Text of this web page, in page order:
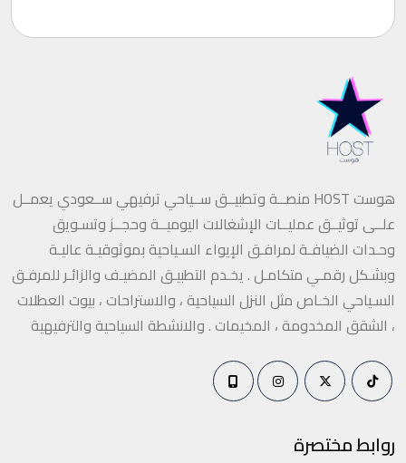
هوست HOST منصــة وتطبيــق ســياحي ترفيهي ســعودي يعمــل
علــى توثيــق عمليــات الإشغالات اليوميــة وحجــز وتسـويق
وحـدات الضيافـة لمرافـق الإيواء السـياحية بموثوقيـة عاليـة
وبشـكل رقمـي متكامـل . يخـدم التطبيـق المضيـف والزائـر للمرفـق
السـياحي الخـاص مثل النزل السياحية ، والاستراحات ، بيوت العطلات
، الشقق المخدومة ، المخيمات . والانشطة السياحية والترفيهية
روابط مختصرة